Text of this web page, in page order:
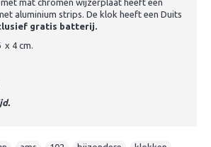
mat chromen wijzerplaat heeft een
aluminium strips. De klok heeft een Duits
gratis batterij.
x 4 cm.